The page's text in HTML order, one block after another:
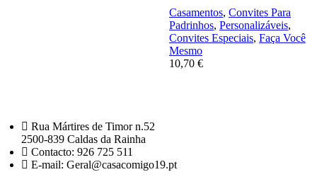
Casamentos, Convites Para
Padrinhos, Personalizáveis,
Convites Especiais, Faça Você
Mesmo
10,70 €
Rua Mártires de Timor n.52
2500-839 Caldas da Rainha
Contacto: 926 725 511
E-mail: Geral@casacomigo19.pt